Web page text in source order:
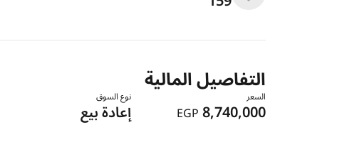
التفاصيل المالية
السعر
8,740,000
EGP
نوع السوق
إعادة بيع